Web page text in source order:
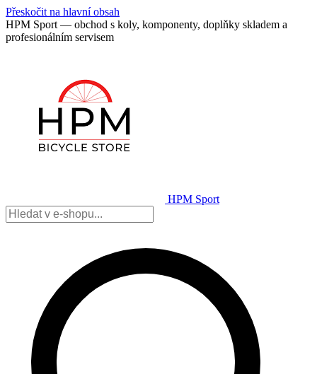
Přeskočit na hlavní obsah
HPM Sport — obchod s koly, komponenty, doplňky skladem a
profesionálním servisem
HPM Sport